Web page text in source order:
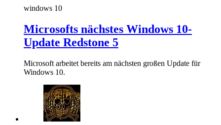
windows 10
Microsofts nächstes Windows 10-
Update Redstone 5
Microsoft arbeitet bereits am nächsten großen Update für
Windows 10.